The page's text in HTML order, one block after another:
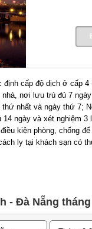
cấp độ dịch ở cấp 4
nơi lưu trú đủ 7 ngày
nhất và ngày thứ 7;
ngày và xét nghiệm 3
kiện phòng, chống để
ly tại khách sạn có
- Đà Nẵng tháng